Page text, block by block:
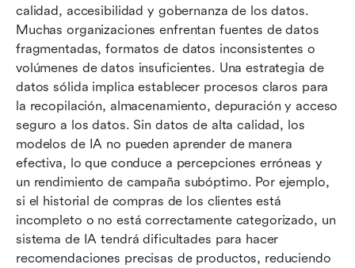
calidad, accesibilidad y gobernanza de los datos.
Muchas organizaciones enfrentan fuentes de datos
fragmentadas, formatos de datos inconsistentes o
volúmenes de datos insuficientes. Una estrategia de
datos sólida implica establecer procesos claros para
la recopilación, almacenamiento, depuración y acceso
seguro a los datos. Sin datos de alta calidad, los
modelos de IA no pueden aprender de manera
efectiva, lo que conduce a percepciones erróneas y
un rendimiento de campaña subóptimo. Por ejemplo,
si el historial de compras de los clientes está
incompleto o no está correctamente categorizado, un
sistema de IA tendrá dificultades para hacer
recomendaciones precisas de productos, reduciendo